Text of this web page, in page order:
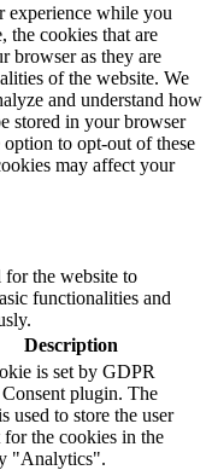
experience while you
the cookies that are
browser as they are
of the website. We
and understand how
stored in your browser
to opt-out of these
may affect your
for the website to
functionalities and
Description
is set by GDPR
plugin. The
used to store the user
for the cookies in the
"Analytics".